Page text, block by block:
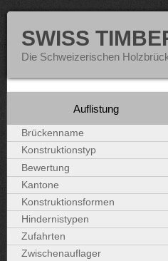
SWISS
Die Schweizerischen
Auflistung
Brückenname
Konstruktionstyp
Bewertung
Kantone
Konstruktionsformen
Hindernistypen
Zufahrten
Zwischenauflager